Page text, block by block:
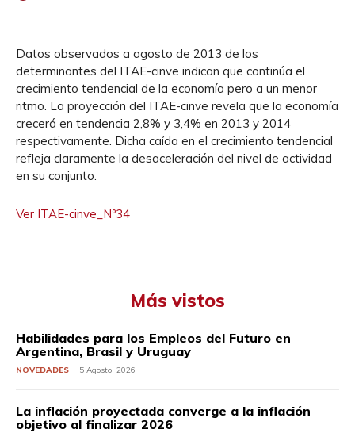
Datos observados a agosto de 2013 de los
determinantes del ITAE-cinve indican que continúa el
crecimiento tendencial de la economía pero a un menor
ritmo. La proyección del ITAE-cinve revela que la economía
crecerá en tendencia 2,8% y 3,4% en 2013 y 2014
respectivamente. Dicha caída en el crecimiento tendencial
refleja claramente la desaceleración del nivel de actividad
en su conjunto.
Ver ITAE-cinve_Nº34
Más vistos
Habilidades para los Empleos del Futuro en
Argentina, Brasil y Uruguay
NOVEDADES 5 Agosto, 2026
La inflación proyectada converge a la inflación
objetivo al finalizar 2026